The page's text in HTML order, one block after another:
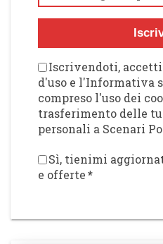
Iscrivendoti,
d'uso e l'Informativa
compreso l'uso dei
trasferimento delle
personali a Scenari
Sì, tienimi
e offerte*